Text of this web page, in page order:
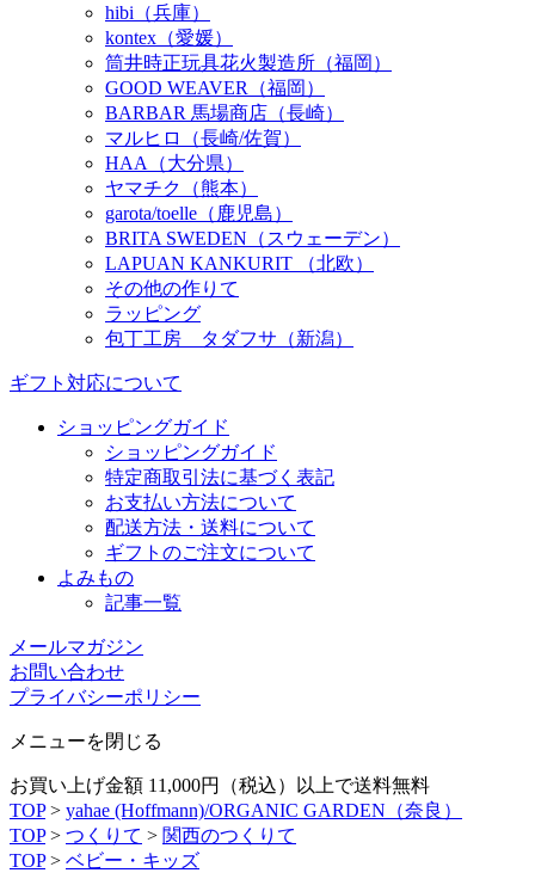
hibi（兵庫）
kontex（愛媛）
筒井時正玩具花火製造所（福岡）
GOOD WEAVER（福岡）
BARBAR 馬場商店（長崎）
マルヒロ（長崎/佐賀）
HAA（大分県）
ヤマチク（熊本）
garota/toelle（鹿児島）
BRITA SWEDEN（スウェーデン）
LAPUAN KANKURIT （北欧）
その他の作りて
ラッピング
包丁工房 タダフサ（新潟）
ギフト対応について
ショッピングガイド
ショッピングガイド
特定商取引法に基づく表記
お支払い方法について
配送方法・送料について
ギフトのご注文について
よみもの
記事一覧
メールマガジン
お問い合わせ
プライバシーポリシー
メニューを閉じる
お買い上げ金額 11,000円（税込）以上で送料無料
TOP> yahae (Hoffmann)/ORGANIC GARDEN（奈良）
TOP > つくりて > 関西のつくりて
TOP > ベビー・キッズ